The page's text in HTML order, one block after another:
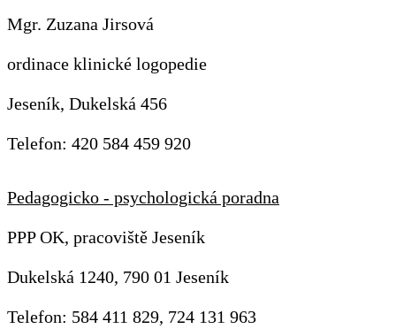
Mgr. Zuzana Jirsová
ordinace klinické logopedie
Jeseník, Dukelská 456
Telefon: 420 584 459 920
Pedagogicko - psychologická poradna
PPP OK, pracoviště Jeseník
Dukelská 1240, 790 01 Jeseník
Telefon: 584 411 829, 724 131 963